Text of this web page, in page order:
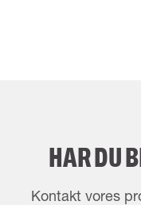
HAR DU
Kontakt vores